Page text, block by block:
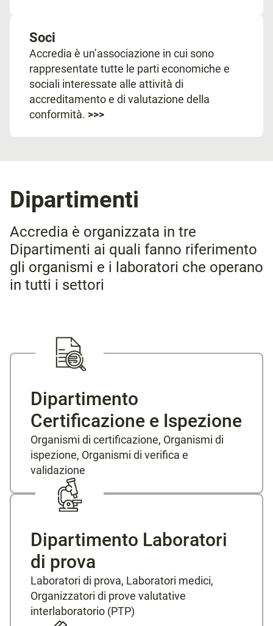
Soci
Accredia è un’associazione in cui sono
rappresentate tutte le parti economiche e
sociali interessate alle attività di
accreditamento e di valutazione della
conformità. >>>
Dipartimenti
Accredia è organizzata in tre
Dipartimenti ai quali fanno riferimento
gli organismi e i laboratori che operano
in tutti i settori
Dipartimento
Certificazione e Ispezione
Organismi di certificazione, Organismi di
ispezione, Organismi di verifica e
validazione
Dipartimento Laboratori
di prova
Laboratori di prova, Laboratori medici,
Organizzatori di prove valutative
interlaboratorio (PTP)